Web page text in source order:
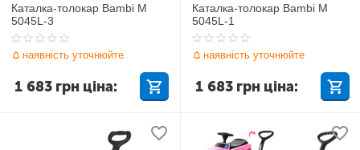
Каталка-толокар Bambi M
5045L-3
наявність уточнюйте
1 683 грн ціна:
Каталка-толокар Bambi M
5045L-1
наявність уточнюйте
1 683 грн ціна: